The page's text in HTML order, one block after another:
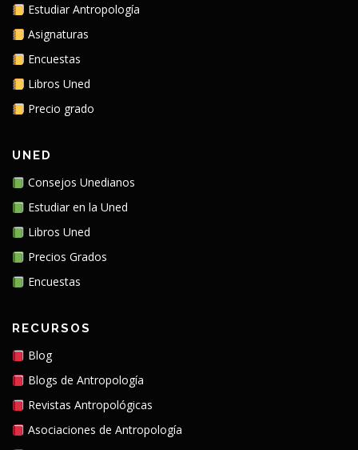
Estudiar Antropología
Asignaturas
Encuestas
Libros Uned
Precio grado
UNED
Consejos Unedianos
Estudiar en la Uned
Libros Uned
Precios Grados
Encuestas
RECURSOS
Blog
Blogs de Antropología
Revistas Antropológicas
Asociaciones de Antropología